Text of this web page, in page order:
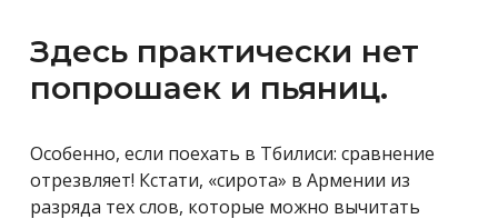
Здесь практически нет
попрошаек и пьяниц.
Особенно, если поехать в Тбилиси: сравнение
отрезвляет! Кстати, «сирота» в Армении из
разряда тех слов, которые можно вычитать